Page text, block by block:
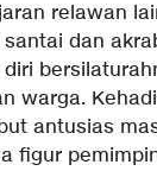
relawan
dan
warga.
antusias
figur